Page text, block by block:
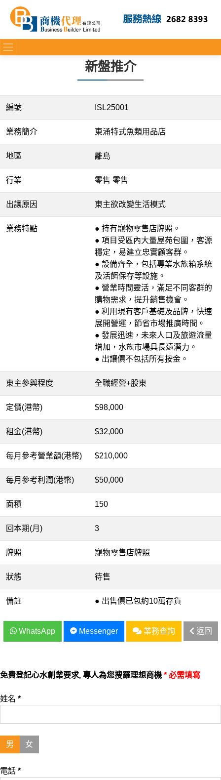
新盤推介
編號 ISL25001
業務簡介 東涌特式魚類用品店
地區 離島
行業 零售 零售
出讓原因 東主欲改變生活模式
業務特點
● 持有寵物零售店牌照。
● 項目受區內大量屋苑包圍，客源
穩定，易建立忠實顧客群。
● 設備齊全，包括專業水族箱系統
及活餌保存等設施。
● 營業時間靈活，滿足不同客群的
購物需求，提升銷售機會。
● 利用現有客戶基礎及品牌，快速
展開營運，節省市場推廣時間。
● 發展迅速，未來人口及旅遊流量
增加，水族市場具長遠潛力。
● 出讓價不包括所有按金。
東主參與程度 全職經營+股東
定價(港幣) $98,000
租金(港幣) $32,000
每月參考營業額(港幣) $210,000
每月參考利潤(港幣) $50,000
面積 150
回本期(月) 3
牌照 寵物零售店牌照
狀態 待售
備註 ● 出售價已包約10萬存貨
WhatsApp Messenger 業務查詢 返回
免費登記心水創業要求, 專人為您搜羅理想商機 * 必需填寫
姓名 *
男 女
電話 *